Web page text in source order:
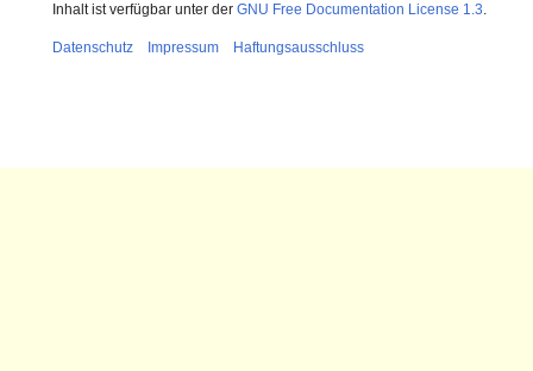
Inhalt ist verfügbar unter der GNU Free Documentation License 1.3.
Datenschutz Impressum Haftungsausschluss